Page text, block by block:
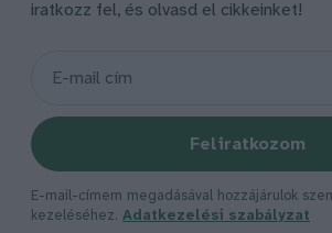
iratkozz fel, és olvasd el cikkeinket!
Feliratkozom
E-mail-címem megadásával hozzájárulok
kezeléséhez. Adatkezelési szabályzat